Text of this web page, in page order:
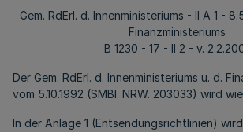
Gem. RdErl. d. Innenministeriums - II A 1 -
Finanzministeriums
B 1230 - 17 - II 2 - v.
Der Gem. RdErl. d. Innenministeriums u. d.
vom 5.10.1992 (SMBl. NRW. 203033) wird
In der Anlage 1 (Entsendungsrichtlinien)